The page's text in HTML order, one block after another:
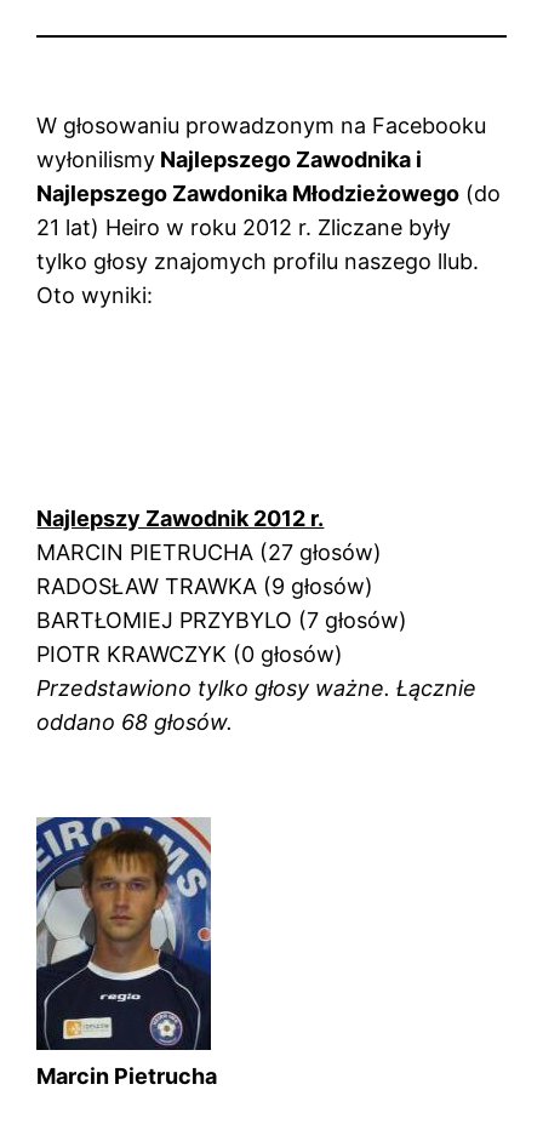
W głosowaniu prowadzonym na Facebooku
wyłonilismy Najlepszego Zawodnika i
Najlepszego Zawdonika Młodzieżowego (do
21 lat) Heiro w roku 2012 r. Zliczane były
tylko głosy znajomych profilu naszego llub.
Oto wyniki:
Najlepszy Zawodnik 2012 r.
MARCIN PIETRUCHA (27 głosów)
RADOSŁAW TRAWKA (9 głosów)
BARTŁOMIEJ PRZYBYLO (7 głosów)
PIOTR KRAWCZYK (0 głosów)
Przedstawiono tylko głosy ważne. Łącznie
oddano 68 głosów.
Marcin Pietrucha